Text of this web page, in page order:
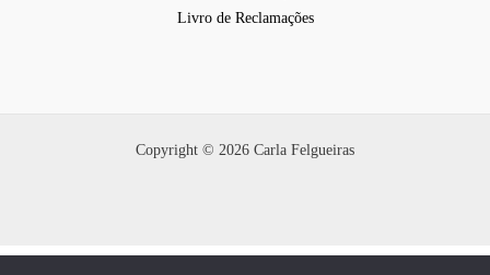
Livro de Reclamações
Copyright © 2026 Carla Felgueiras